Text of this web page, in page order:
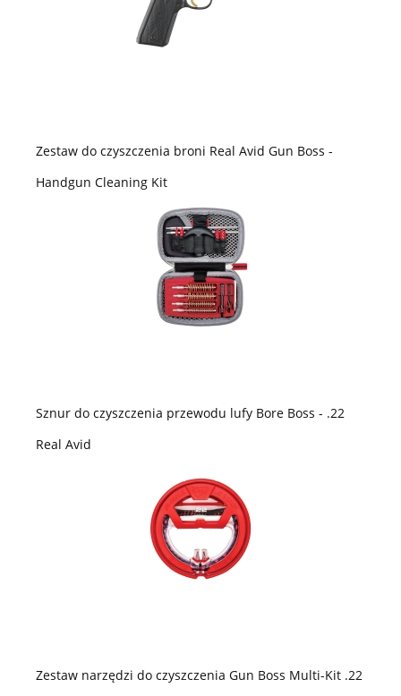
Zestaw do czyszczenia broni Real Avid Gun Boss -
Handgun Cleaning Kit
Sznur do czyszczenia przewodu lufy Bore Boss - .22
Real Avid
Zestaw narzędzi do czyszczenia Gun Boss Multi-Kit .22